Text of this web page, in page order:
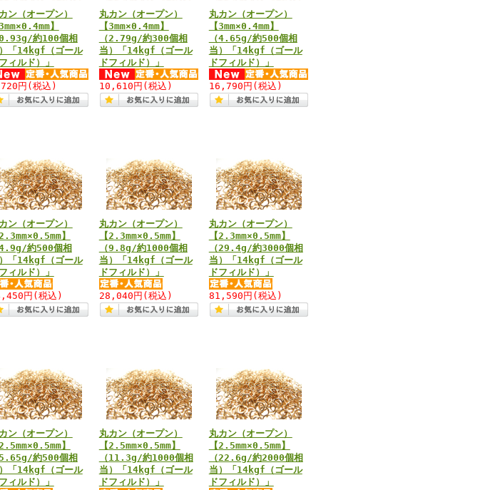
ン（オープン）
3mm×0.4mm】
0.93g/約100個相
「14kgf（ゴール
ィルド）」
円 (税込)
丸カン（オープン）
【3mm×0.4mm】
（2.79g/約300個相
当）「14kgf（ゴール
ドフィルド）」
10,610円 (税込)
丸カン（オープン）
【3mm×0.4mm】
（4.65g/約500個相
当）「14kgf（ゴール
ドフィルド）」
16,790円 (税込)
ン（オープン）
2.3mm×0.5mm】
4.9g/約500個相
「14kgf（ゴール
ィルド）」
円 (税込)
丸カン（オープン）
【2.3mm×0.5mm】
（9.8g/約1000個相
当）「14kgf（ゴール
ドフィルド）」
28,040円 (税込)
丸カン（オープン）
【2.3mm×0.5mm】
（29.4g/約3000個相
当）「14kgf（ゴール
ドフィルド）」
81,590円 (税込)
ン（オープン）
2.5mm×0.5mm】
5.65g/約500個相
「14kgf（ゴール
ィルド）」
丸カン（オープン）
【2.5mm×0.5mm】
（11.3g/約1000個相
当）「14kgf（ゴール
ドフィルド）」
丸カン（オープン）
【2.5mm×0.5mm】
（22.6g/約2000個相
当）「14kgf（ゴール
ドフィルド）」